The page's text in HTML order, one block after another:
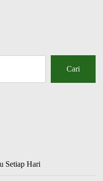
Cari
Setiap Hari